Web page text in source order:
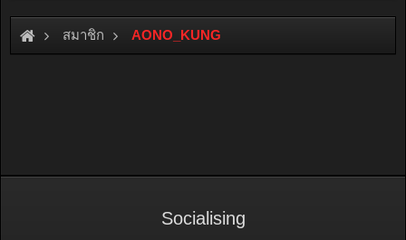
สมาชิก AONO_KUNG
Socialising